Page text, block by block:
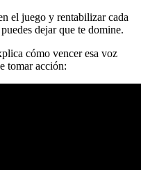
el juego y rentabilizar cada
dejar que te domine.
cómo vencer esa voz
tomar acción: